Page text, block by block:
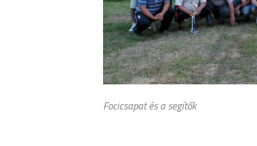
Focicsapat és a segítők